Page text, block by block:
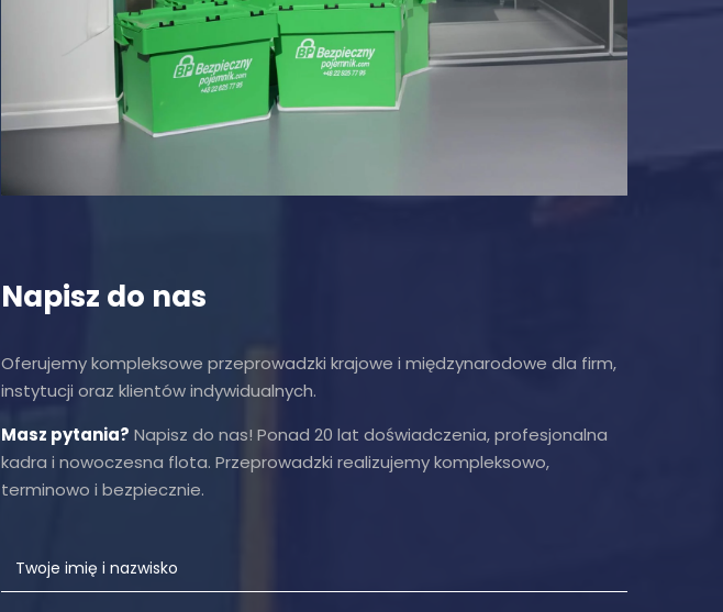
Napisz do nas
Oferujemy kompleksowe przeprowadzki krajowe i międzynarodowe dla firm,
instytucji oraz klientów indywidualnych.
Masz pytania? Napisz do nas! Ponad 20 lat doświadczenia, profesjonalna
kadra i nowoczesna flota. Przeprowadzki realizujemy kompleksowo,
terminowo i bezpiecznie.